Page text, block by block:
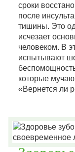
сроки
после
тишины. Это
исчезает
человеком. В
испытывают
которые
«Вернется ли